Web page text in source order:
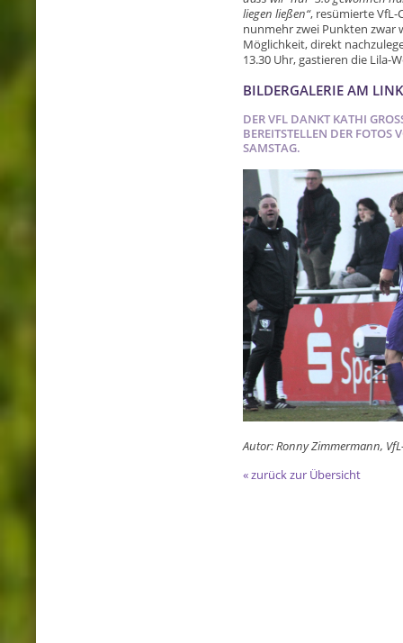
liegen ließen“, resümierte VfL-
nunmehr zwei Punkten zwar
Möglichkeit, direkt
13.30 Uhr, gastieren die Lila-
BILDERGALERIE AM
DER VFL DANKT KATHI
EREITSTELLEN DER FOTOS
AMSTAG.
Autor: Ronny Zimmermann,
« zurück zur Übersicht